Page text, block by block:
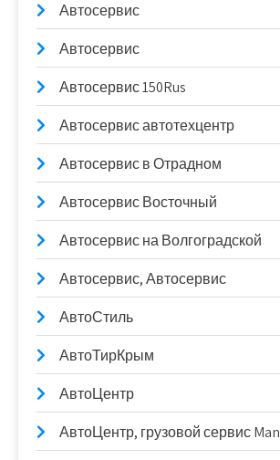
Автосервис
Автосервис
Автосервис 150Rus
Автосервис автотехцентр
Автосервис в Отрадном
Автосервис Восточный
Автосервис на Волгоградской
Автосервис, Автосервис
АвтоСтиль
АвтоТирКрым
АвтоЦентр
АвтоЦентр, грузовой сервис Man